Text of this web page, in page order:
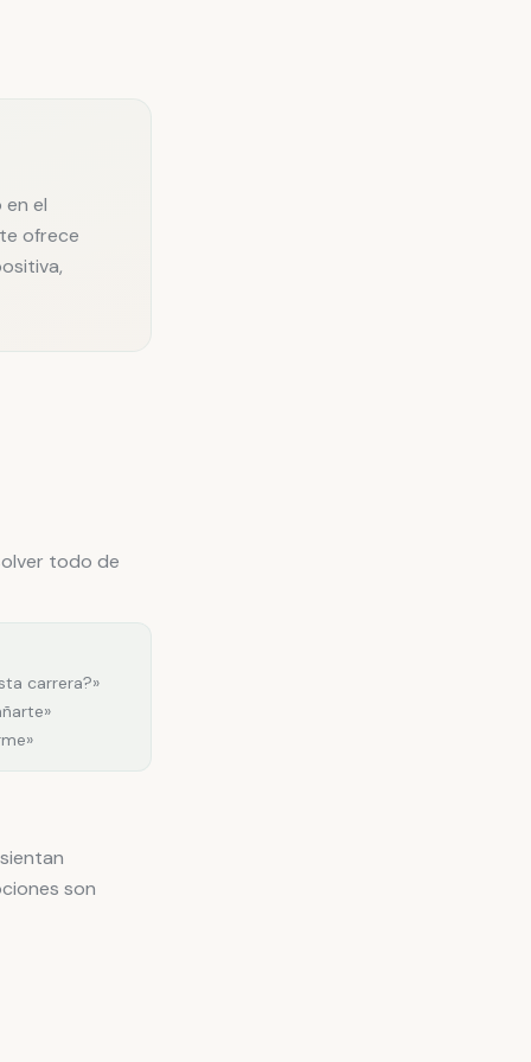
el
ofrece
todo de
carrera?»
son